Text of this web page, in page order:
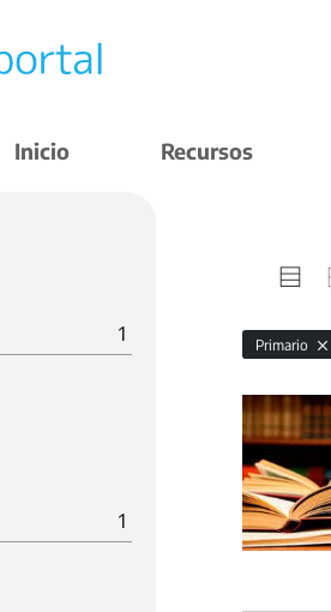
Inicio Recursos
1
1
Primario